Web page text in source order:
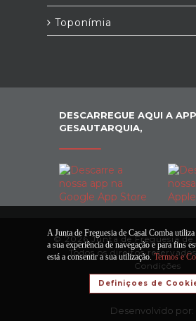
Toponímia
DESCARREGUE AQUI A APP
GESAUTARQUIA,
© 2026 Junta de Freguesia de
Todos os direitos
Condições
Desenvolvido por:
A Junta de Freguesia de Casal Comba
a sua experiência de navegação e para fins
está a consentir a sua utilização.Termos e
Definiçoes de